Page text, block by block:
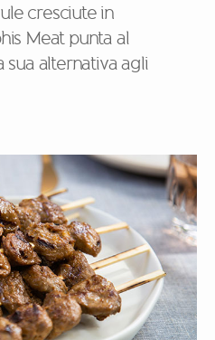
cresciute in
Meat punta al
alternativa agli